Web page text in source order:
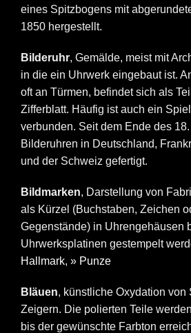
eines Spitzbogens mit
1850 hergestellt.
Bilderuhr, Gemälde, meist mit
in die ein Uhrwerk eingebaut ist.
oft an Türmen, befindet sich als
Zifferblatt. Häufig ist auch ein
verbunden. Seit dem Ende des
Bilderuhren in Deutschland,
und der Schweiz gefertigt.
Bildmarken, Darstellung von
als Kürzel (Buchstaben, Zeichen
Gegenstände) in Uhrengehäusen
Uhrwerksplatinen gestempelt
Hallmark, » Punze
Bläuen, künstliche Oxydation von
Zeigern. Die polierten Teile
bis der gewünschte Farbton